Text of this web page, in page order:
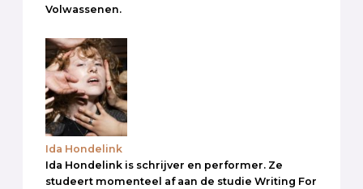
Volwassenen.
Ida Hondelink
Ida Hondelink is schrijver en performer. Ze
studeert momenteel af aan de studie Writing For